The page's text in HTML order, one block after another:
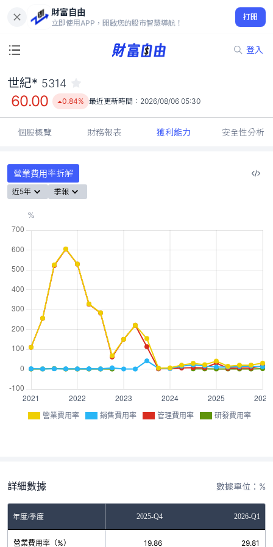
財富自由
立即使用APP，開啟您的股市智慧導航！
打開
登入
60.00
0.84%
世紀* 5314
60.00 0.84% 最近更新時間： 2026/08/06 05:30
個股概覽 財務報表 獲利能力 安全性分析
營業費用率拆解
近5年 季報
營業費用率 銷售費用率 管理費用率 研發費用率
詳細數據 數據單位：%
年度/季度2025-Q3 2025-Q4 2026-Q1
營業費用率（%）
19.22 19.86 29.81